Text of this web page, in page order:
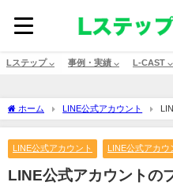
Lステップ ⌵ 事例・実績 ⌵ L-CAST ⌵
ホーム LINE公式アカウント
の設定方法
LINE公式アカウント LINE公式アカウ
LINE公式アカウントの